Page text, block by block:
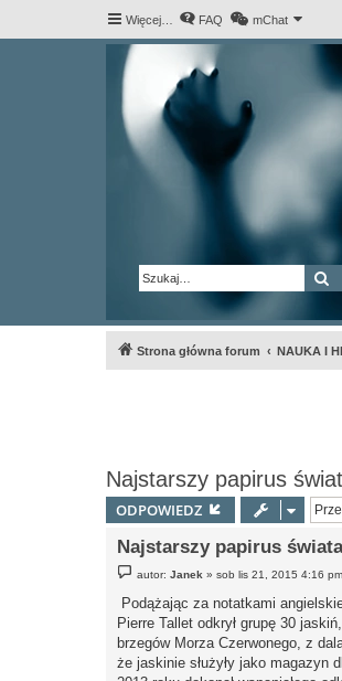
Więcej… FAQ mChat
Strona główna forum NAUKA I
Najstarszy papirus
ODPOWIEDZ
Najstarszy papirus
o
t
autor:Janek »sob lis 21, 2015 4:16 pm
Podążając za notatkami
Pierre Tallet odkrył grupę 30
brzegów Morza Czerwonego, z
że jaskinie służyły jako magazyn